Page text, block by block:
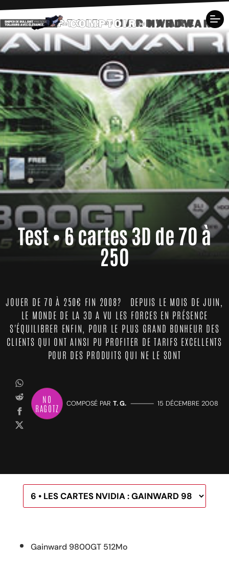
Test • 6 cartes 3D de 70 à
250
JOUER DE 70 À 250€ FIN 2008? DEPUIS LE MOIS DE JUIN,
LE MONDE DE LA 3D A VU LES FORCES EN PRÉSENCE
S'ÉQUILIBRER ENFIN, POUR LE PLUS GRAND BONHEUR DES
CLIENTS QUI ONT AINSI PU PROFITER DE TARIFS EXCELLENTS
POUR DES PRODUITS QUI NE LE SONT
NO
RAGOTZ
COMPOSÉ PAR T. G. ————— 15 DÉCEMBRE 2008
Gainward 9800GT 512Mo